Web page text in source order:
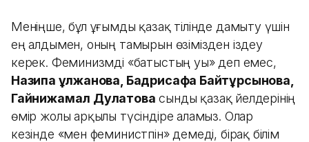
Меніңше, бұл ұғымды қазақ тілінде дамыту үшін
ең алдымен, оның тамырын өзімізден іздеу
керек. Феминизмді «батыстың уы» деп емес,
Назипа Құлжанова, Бадрисафа Байтұрсынова,
Гайнижамал Дулатова сынды қазақ әйелдерінің
өмір жолы арқылы түсіндіре аламыз. Олар
кезінде «мен феминистпін» демеді, бірақ білім